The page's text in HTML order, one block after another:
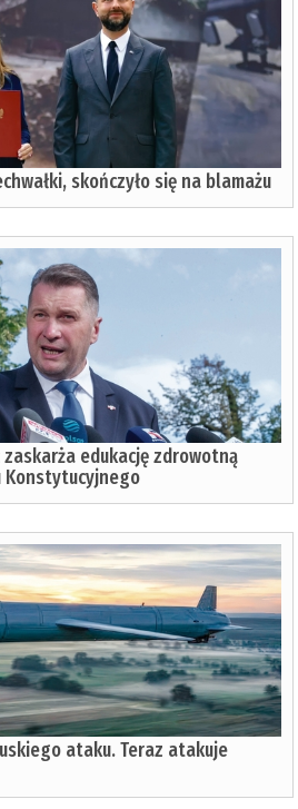
skończyło się na blamażu
edukację zdrowotną
Konstytucyjnego
ataku. Teraz atakuje